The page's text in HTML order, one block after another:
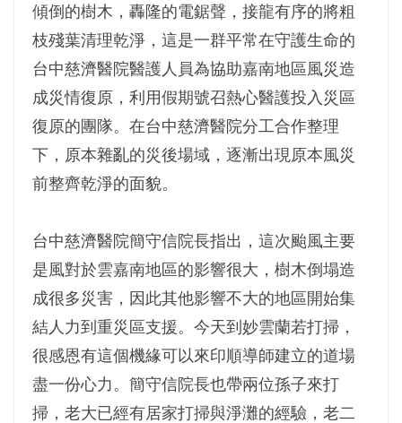
傾倒的樹木，轟隆的電鋸聲，接龍有序的將粗
枝殘葉清理乾淨，這是一群平常在守護生命的
台中慈濟醫院醫護人員為協助嘉南地區風災造
成災情復原，利用假期號召熱心醫護投入災區
復原的團隊。在台中慈濟醫院分工合作整理
下，原本雜亂的災後場域，逐漸出現原本風災
前整齊乾淨的面貌。
台中慈濟醫院簡守信院長指出，這次颱風主要
是風對於雲嘉南地區的影響很大，樹木倒塌造
成很多災害，因此其他影響不大的地區開始集
結人力到重災區支援。今天到妙雲蘭若打掃，
很感恩有這個機緣可以來印順導師建立的道場
盡一份心力。簡守信院長也帶兩位孫子來打
掃，老大已經有居家打掃與淨灘的經驗，老二